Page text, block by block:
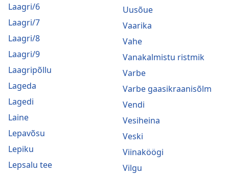
Laagri/6
Laagri/7
Laagri/8
Laagri/9
Laagripõllu
Lageda
Lagedi
Laine
Lepavõsu
Lepiku
Lepsalu tee
Uusõue
Vaarika
Vahe
Vanakalmistu ristmik
Varbe
Varbe gaasikraanisõlm
Vendi
Vesiheina
Veski
Viinaköögi
Vilgu